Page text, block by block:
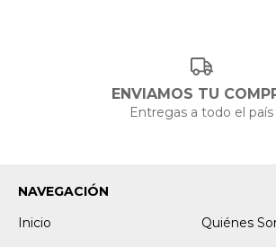
ENVIAMOS TU
Entregas a todo el país
NAVEGACIÓN
Inicio
Quiénes